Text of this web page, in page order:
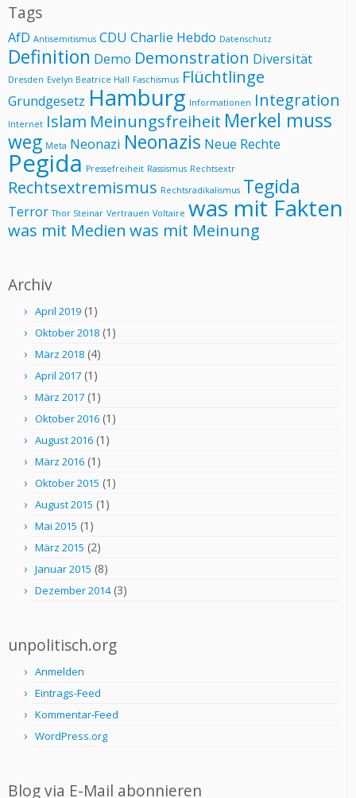
Tags
AfD Antisemitismus CDU Charlie Hebdo Datenschutz
Definition Demo Demonstration Diversität
Dresden Evelyn Beatrice Hall Faschismus Flüchtlinge
Grundgesetz Hamburg Informationen Integration
Internet Islam Meinungsfreiheit Merkel muss
weg Meta Neonazi Neonazis Neue Rechte
Pegida Pressefreiheit Rassismus Rechtsextr
Rechtsextremismus Rechtsradikalismus Tegida
Terror Thor Steinar Vertrauen Voltaire was mit Fakten
was mit Medien was mit Meinung
Archiv
April 2019 (1)
Oktober 2018 (1)
März 2018 (4)
April 2017 (1)
März 2017 (1)
Oktober 2016 (1)
August 2016 (1)
März 2016 (1)
Oktober 2015 (1)
August 2015 (1)
Mai 2015 (1)
März 2015 (2)
Januar 2015 (8)
Dezember 2014(3)
unpolitisch.org
Anmelden
Eintrags-Feed
Kommentar-Feed
WordPress.org
Blog via E-Mail abonnieren